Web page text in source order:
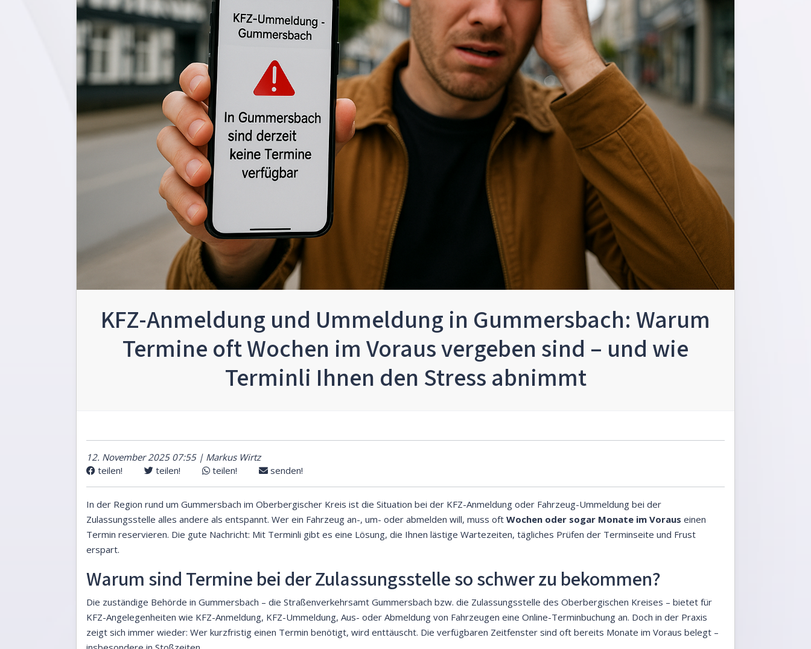
KFZ-Anmeldung und Ummeldung in Gummersbach: Warum
Termine oft Wochen im Voraus vergeben sind – und wie
Terminli Ihnen den Stress abnimmt
12. November 2025 07:55 | Markus Wirtz
teilen!
teilen! teilen! senden!
In der Region rund um Gummersbach im Oberbergischer Kreis ist die Situation bei der KFZ-Anmeldung oder Fahrzeug-Ummeldung bei der
Zulassungsstelle alles andere als entspannt. Wer ein Fahrzeug an-, um- oder abmelden will, muss oft Wochen oder sogar Monate im Voraus einen
Termin reservieren. Die gute Nachricht: Mit Terminli gibt es eine Lösung, die Ihnen lästige Wartezeiten, tägliches Prüfen der Terminseite und Frust
erspart.
Warum sind Termine bei der Zulassungsstelle so schwer zu bekommen?
Die zuständige Behörde in Gummersbach – die Straßenverkehrsamt Gummersbach bzw. die Zulassungsstelle des Oberbergischen Kreises – bietet für
KFZ-Angelegenheiten wie KFZ-Anmeldung, KFZ-Ummeldung, Aus- oder Abmeldung von Fahrzeugen eine Online-Terminbuchung an. Doch in der Praxis
zeigt sich immer wieder: Wer kurzfristig einen Termin benötigt, wird enttäuscht. Die verfügbaren Zeitfenster sind oft bereits Monate im Voraus belegt –